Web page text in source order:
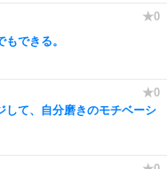
できる。
して、自分磨きのモチベーシ